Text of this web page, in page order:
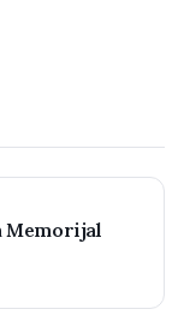
Memorijal